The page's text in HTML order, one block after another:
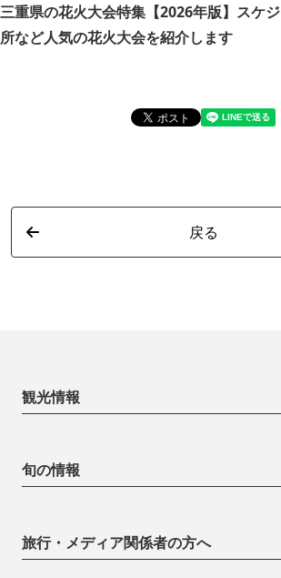
三重県の花火大会特集【2026年版】スケ
所など人気の花火大会を紹介します
戻る
観光情報
旬の情報
旅行・メディア関係者の方へ